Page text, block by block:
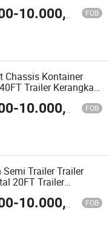
-10.000,00 FOB
Chassis Kontainer
Trailer Kerangka
-10.000,00 FOB
Semi Trailer Trailer
20FT Trailer
-10.000,00 FOB